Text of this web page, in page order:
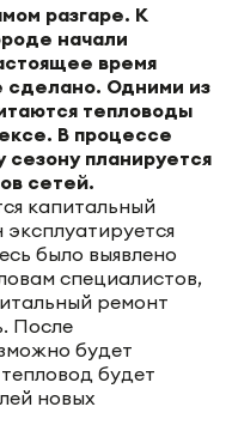
разгаре. К
начали
время
сделано. Одними из
тепловоды
В процессе
сезону планируется
сетей.
капитальный
было выявлено
специалистов,
ремонт
После
будет
будет
новых